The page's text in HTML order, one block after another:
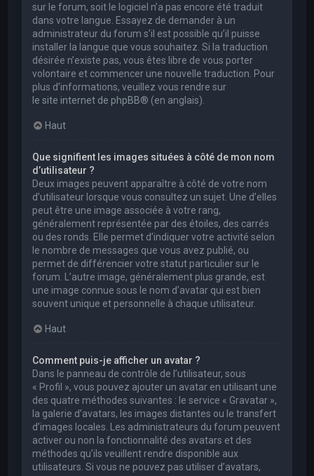
sur le forum, soit le logiciel n’a pas encore été traduit
dans votre langue. Essayez de demander à un
administrateur du forum s’il est possible qu’il puisse
installer la langue que vous souhaitez. Si la traduction
désirée n’existe pas, vous êtes libre de vous porter
volontaire et commencer une nouvelle traduction. Pour
plus d’informations, veuillez vous rendre sur
le site internet de phpBB® (en anglais).
Haut
Que signifient les images situées à côté de mon nom
d’utilisateur ?
Deux images peuvent apparaître à côté de votre nom
d’utilisateur lorsque vous consultez un sujet. Une d’elles
peut être une image associée à votre rang,
généralement représentée par des étoiles, des carrés
ou des ronds. Elle permet d’indiquer votre activité selon
le nombre de messages que vous avez publié, ou
permet de différencier votre statut particulier sur le
forum. L’autre image, généralement plus grande, est
une image connue sous le nom d’avatar qui est bien
souvent unique et personnelle à chaque utilisateur.
Haut
Comment puis-je afficher un avatar ?
Dans le panneau de contrôle de l’utilisateur, sous
« Profil », vous pouvez ajouter un avatar en utilisant une
des quatre méthodes suivantes : le service « Gravatar »,
la galerie d’avatars, les images distantes ou le transfert
d’images locales. Les administrateurs du forum peuvent
activer ou non la fonctionnalité des avatars et des
méthodes qu’ils veuillent rendre disponible aux
utilisateurs. Si vous ne pouvez pas utiliser d’avatars,